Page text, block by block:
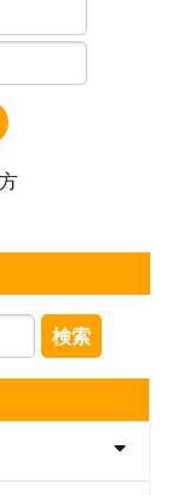
検索